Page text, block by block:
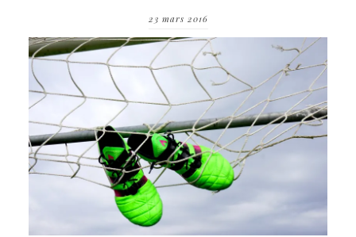
23 mars 2016